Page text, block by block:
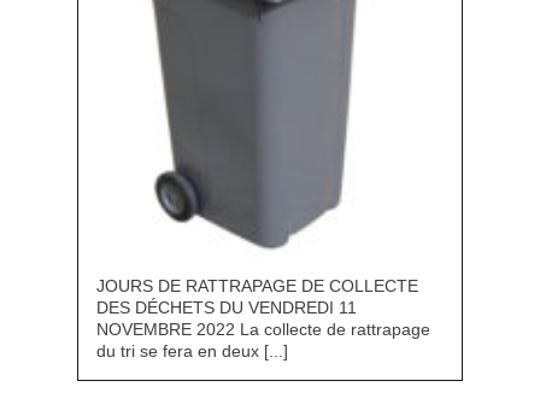
JOURS DE RATTRAPAGE DE COLLECTE
DES DÉCHETS DU VENDREDI 11
NOVEMBRE 2022 La collecte de rattrapage
du tri se fera en deux [...]